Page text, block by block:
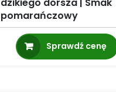
pomarańczowy
Sprawdź cenę